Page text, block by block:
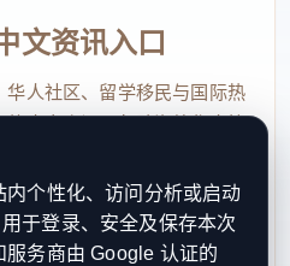
文资讯入口
人社区、留学移民与国际热
中文资讯，帮助海外华人快
日优先处理站务、投稿与权
个性化、访问分析或启动
于登录、安全及保存本次
务商由 Google 认证的